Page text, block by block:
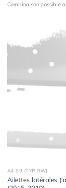
Combinaison possible
A4 B9 (TYP 8W)
Ailettes latérales